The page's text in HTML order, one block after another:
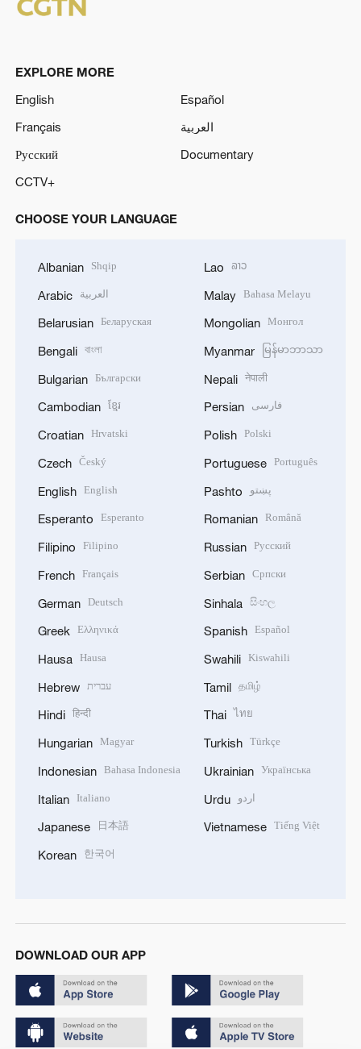
EXPLORE MORE
English
Español
Français
العربية
Русский
Documentary
CCTV+
CHOOSE YOUR LANGUAGE
Albanian Shqip
Arabic العربية
Belarusian Беларуская
Bengali বাংলা
Bulgarian Български
Cambodian ខ្មែរ
Croatian Hrvatski
Czech Český
English English
Esperanto Esperanto
Filipino Filipino
French Français
German Deutsch
Greek Ελληνικά
Hausa Hausa
Hebrew עברית
Hindi हिन्दी
Hungarian Magyar
Indonesian Bahasa Indonesia
Italian Italiano
Japanese 日本語
Korean 한국어
Lao ລາວ
Malay Bahasa Melayu
Mongolian Монгол
Myanmar မြန်မာဘာသာ
Nepali नेपाली
Persian فارسی
Polish Polski
Portuguese Português
Pashto پښتو
Romanian Română
Russian Русский
Serbian Српски
Sinhala සිංහල
Spanish Español
Swahili Kiswahili
Tamil தமிழ்
Thai ไทย
Turkish Türkçe
Ukrainian Українська
Urdu اردو
Vietnamese Tiếng Việt
DOWNLOAD OUR APP